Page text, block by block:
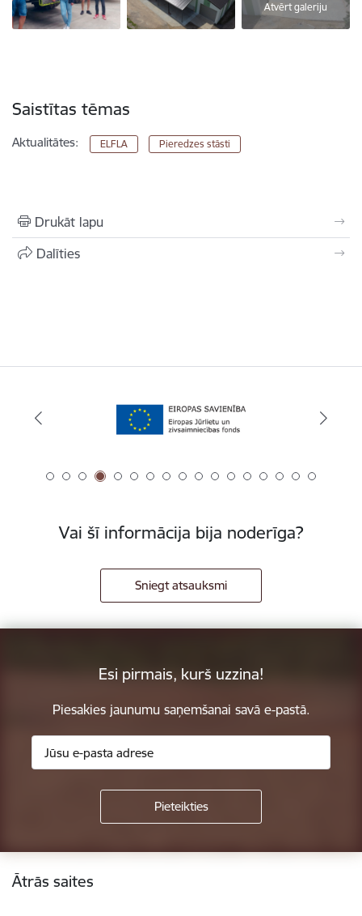
Atvērt galeriju
Saistītas tēmas
Aktualitātes: ELFLA Pieredzes stāsti
Drukāt lapu
Dalīties
Vai šī informācija bija noderīga?
Sniegt atsauksmi
Esi pirmais, kurš uzzina!
Piesakies jaunumu saņemšanai savā e-pastā.
Kājene
Ātrās saites